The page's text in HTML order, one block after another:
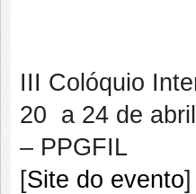
III Colóquio
20 a 24 de
– PPGFIL
[Site do evento]